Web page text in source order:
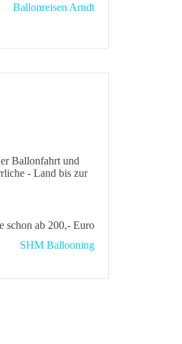
Ballonreisen Arndt
Ballonfahrt und
- Land bis zur
schon ab 200,- Euro
SHM Ballooning